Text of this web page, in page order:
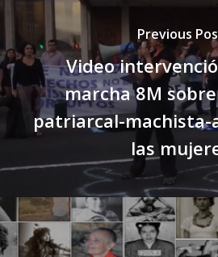
Previous
Video
marcha 8M
patriarcal-machista-
las